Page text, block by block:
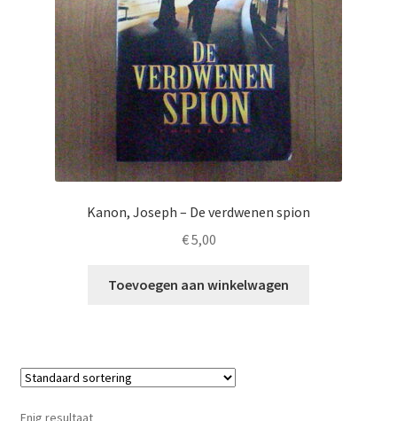
Kanon, Joseph – De verdwenen spion
€5,00
Toevoegen aan winkelwagen
Enig resultaat